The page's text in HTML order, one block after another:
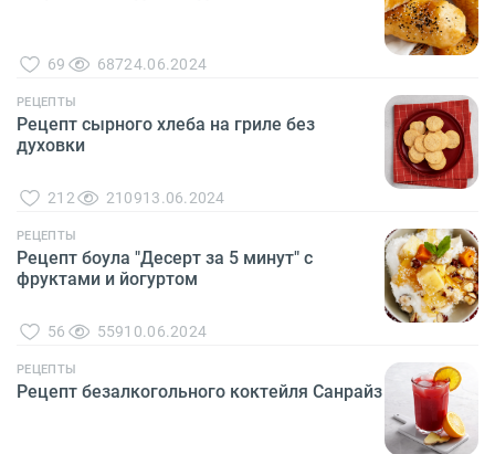
69 68724.06.2024
РЕЦЕПТЫ
Рецепт сырного хлеба на гриле без
духовки
212 210913.06.2024
РЕЦЕПТЫ
Рецепт боула "Десерт за 5 минут" с
фруктами и йогуртом
56 55910.06.2024
РЕЦЕПТЫ
Рецепт безалкогольного коктейля Санрайз